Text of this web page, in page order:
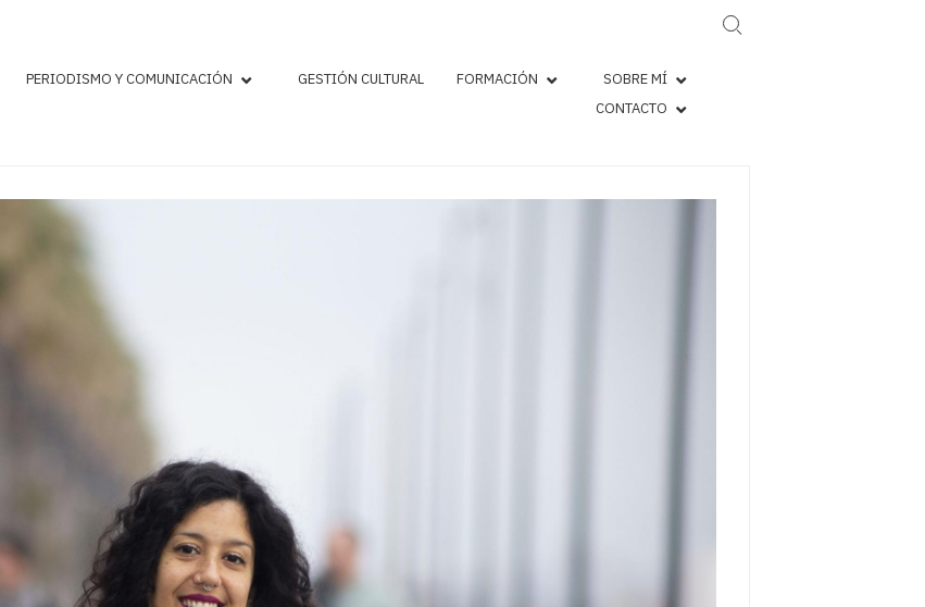
PERIODISMO Y COMUNICACIÓN GESTIÓN CULTURAL FORMACIÓN
SOBRE MÍ
CONTACTO
Search for: